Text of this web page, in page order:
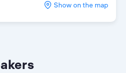
Show on the map